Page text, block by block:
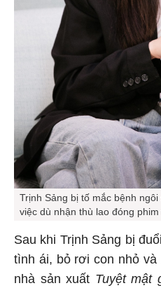
Trịnh Sảng bị tố mắc bệnh
việc dù nhận thù lao đóng
Sau khi Trịnh Sảng bị
tình ái, bỏ rơi con nhỏ và
nhà sản xuất Tuyệt mật